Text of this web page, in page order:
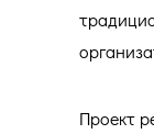
Проект